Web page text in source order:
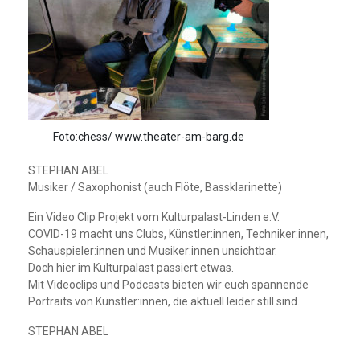
Foto:chess/ www.theater-am-barg.de
STEPHAN ABEL
Musiker / Saxophonist (auch Flöte, Bassklarinette)
Ein Video Clip Projekt vom Kulturpalast-Linden e.V.
COVID-19 macht uns Clubs, Künstler:innen, Techniker:innen,
Schauspieler:innen und Musiker:innen unsichtbar.
Doch hier im Kulturpalast passiert etwas.
Mit Videoclips und Podcasts bieten wir euch spannende
Portraits von Künstler:innen, die aktuell leider still sind.
STEPHAN ABEL